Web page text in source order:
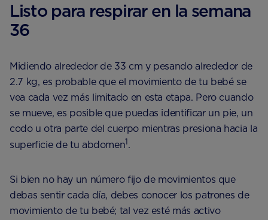
Listo para respirar en la semana
36
Midiendo alrededor de 33 cm y pesando alrededor de
2.7 kg, es probable que el movimiento de tu bebé se
vea cada vez más limitado en esta etapa. Pero cuando
se mueve, es posible que puedas identificar un pie, un
codo u otra parte del cuerpo mientras presiona hacia la
superficie de tu abdomen1.
Si bien no hay un número fijo de movimientos que
debas sentir cada día, debes conocer los patrones de
movimiento de tu bebé; tal vez esté más activo